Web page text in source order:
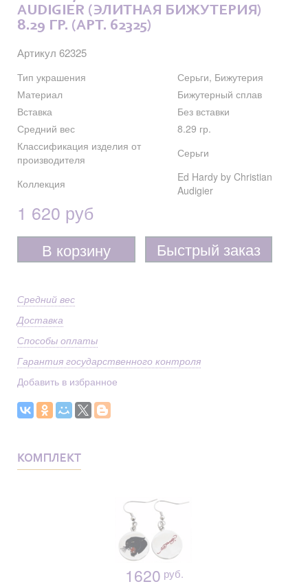
AUDIGIER (ЭЛИТНАЯ БИЖУТЕРИЯ)
8.29 ГР. (АРТ. 62325)
Артикул 62325
Тип украшения
Серьги, Бижутерия
Материал
Бижутерный сплав
Вставка
Без вставки
Средний вес
8.29 гр.
Классификация изделия от
производителя
Серьги
Коллекция
Ed Hardy by Christian
Audigier
1 620 руб
В корзину Быстрый заказ
Средний вес
Доставка
Способы оплаты
Гарантия государственного контроля
Добавить в избранное
КОМПЛЕКТ
1620 руб.